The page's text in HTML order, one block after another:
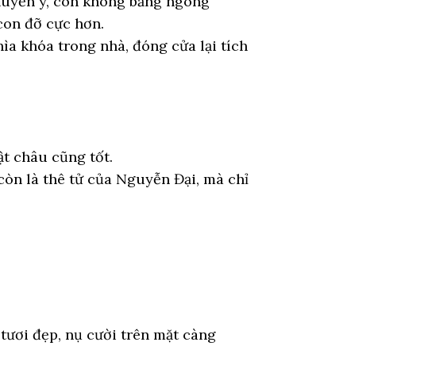
đỡ cực hơn.
khóa trong nhà, đóng cửa lại tích
châu cũng tốt.
là thê tử của Nguyễn Đại, mà chỉ
đẹp, nụ cười trên mặt càng